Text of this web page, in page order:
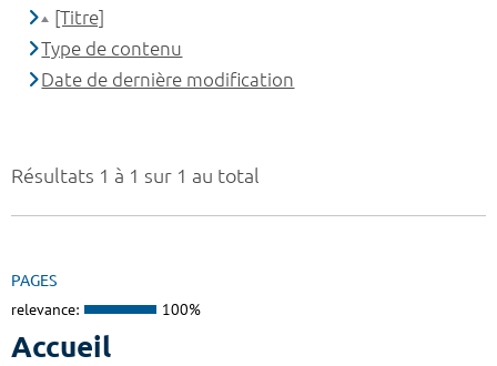
Résultats 1 à 1 sur 1 au total
PAGES
relevance: 100%
Accueil
[Titre]
Type de contenu
Date de dernière modification